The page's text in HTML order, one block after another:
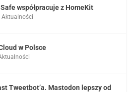
współpracuje z HomeKit
|Aktualności
w Polsce
Tweetbot’a. Mastodon lepszy od